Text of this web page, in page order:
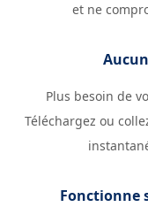
et ne
Plus besoin de
Téléchargez ou
Fonctionne